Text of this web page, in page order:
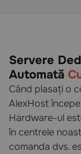
Servere
Automată
Când plasați o
AlexHost
Hardware-ul
în centrele
comanda dvs.